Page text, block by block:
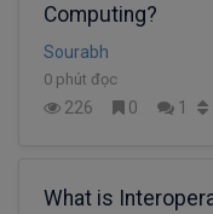
Computing?
Sourabh
0 phút đọc
226 0 1
What is